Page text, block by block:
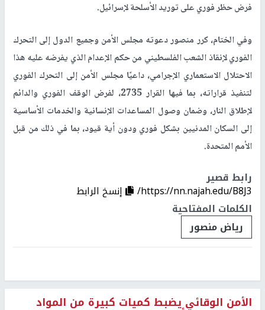
فرض حظر فوري على توريد الأسلحة لإسرائيل.
وفي الختام، كرر منصور دعوته مجلس الأمن وجميع الدول إلى التحرك
الفوري لإنقاذ الشعب الفلسطيني من حكم الإعدام الذي يفرضه عليه هذا
الاحتلال الاستعماري الإجرامي، داعيًا مجلس الأمن إلى التحرك الفوري
لتنفيذ قراراته، بما فيها القرار 2735، لفرض الوقف الفوري والدائم
لإطلاق النار، وضمان وصول المساعدات الإنسانية والخدمات الأساسية
إلى السكان المدنيين بشكل فوري ودون أية قيود، بما في ذلك من قبل
الأمم المتحدة.
رابط قصير
https://nn.najah.edu/B8J3/
إنسخ الرابط
الكلمات المفتاحية
رياض منصور
الأمن الوقائي يضبط كميات كبيرة من المواد